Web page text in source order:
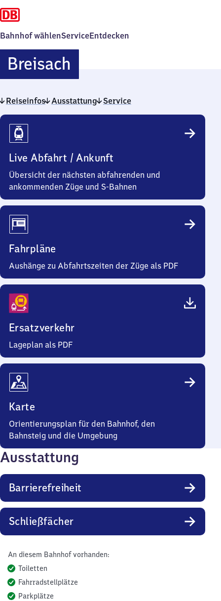
Bahnhof wählenServiceEntdecken
BreisachBreisach
Reiseinfos Ausstattung Service
Reiseinfos
Live Abfahrt / Ankunft
Übersicht der nächsten abfahrenden und
ankommenden Züge und S-Bahnen
Fahrpläne
Aushänge zu Abfahrtszeiten der Züge als PDF
Ersatzverkehr
Lageplan als PDF
Karte
Orientierungsplan für den Bahnhof, den
Bahnsteig und die Umgebung
Ausstattung
Barrierefreiheit
Schließfächer
An diesem Bahnhof vorhanden:
Toiletten
Fahrradstellplätze
Parkplätze